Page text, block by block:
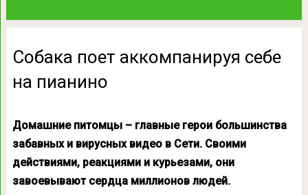
Собака поет аккомпанируя себе
на пианино
Домашние питомцы – главные герои большинства
забавных и вирусных видео в Сети. Своими
действиями, реакциями и курьезами, они
завоевывают сердца миллионов людей.